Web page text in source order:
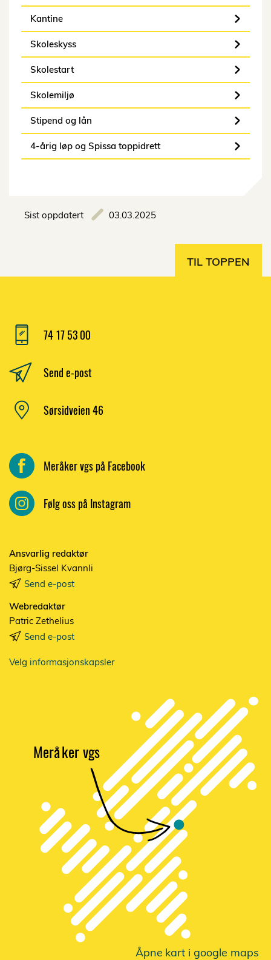
Kantine
Skoleskyss
Skolestart
Skolemiljø
Stipend og lån
4-årig løp og Spissa toppidrett
Sist oppdatert 03.03.2025
TIL TOPPEN
74 17 53 00
Send e-post
Sørsidveien 46
Meråker vgs på Facebook
Følg oss på Instagram
Ansvarlig redaktør
Bjørg-Sissel Kvannli
Send e-post
Webredaktør
Patric Zethelius
Send e-post
Velg informasjonskapsler
Åpnekart i google maps
Meråker vgs